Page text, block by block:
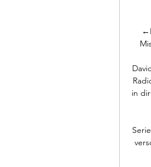
in